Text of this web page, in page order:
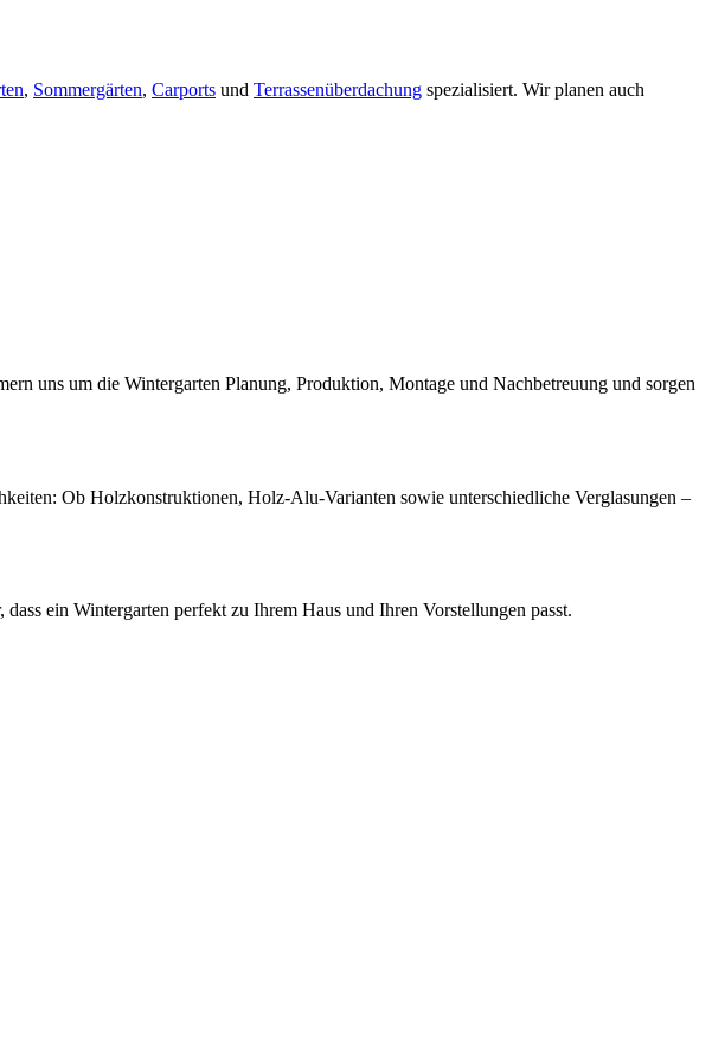
, Sommergärten, Carports und Terrassenüberdachung spezialisiert. Wir planen auch
uns um die Wintergarten Planung, Produktion, Montage und Nachbetreuung und sorgen
Ob Holzkonstruktionen, Holz-Alu-Varianten sowie unterschiedliche Verglasungen –
ein Wintergarten perfekt zu Ihrem Haus und Ihren Vorstellungen passt.